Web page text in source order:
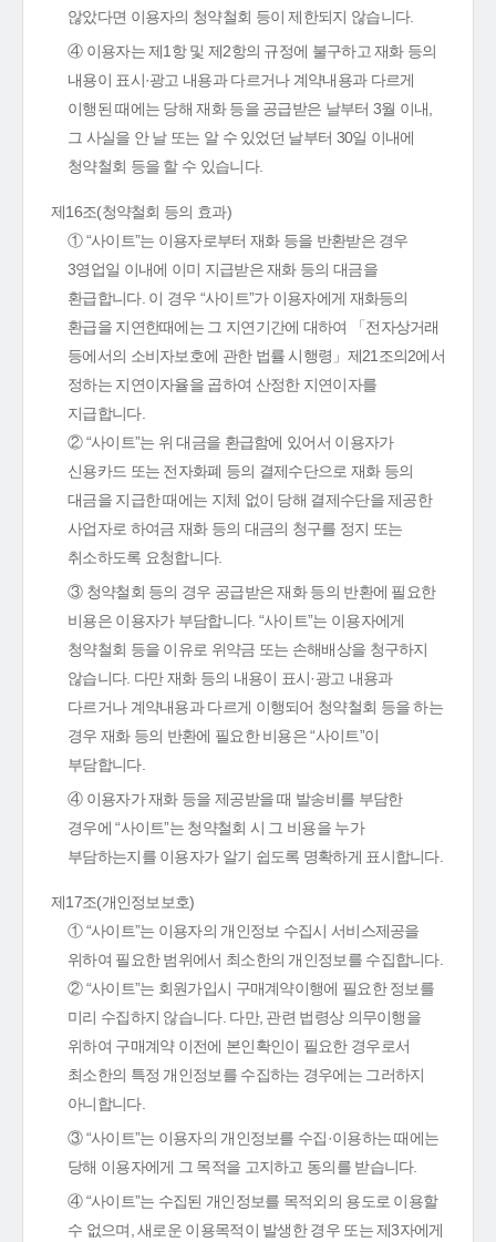
않았다면 이용자의 청약철회 등이 제한되지 않습니다.
④ 이용자는 제1항 및 제2항의 규정에 불구하고 재화 등의
내용이 표시·광고 내용과 다르거나 계약내용과 다르게
이행된 때에는 당해 재화 등을 공급받은 날부터 3월 이내,
그 사실을 안 날 또는 알 수 있었던 날부터 30일 이내에
청약철회 등을 할 수 있습니다.
제16조(청약철회 등의 효과)
① “사이트”는 이용자로부터 재화 등을 반환받은 경우
3영업일 이내에 이미 지급받은 재화 등의 대금을
환급합니다. 이 경우 “사이트”가 이용자에게 재화등의
환급을 지연한때에는 그 지연기간에 대하여 「전자상거래
등에서의 소비자보호에 관한 법률 시행령」제21조의2에서
정하는 지연이자율을 곱하여 산정한 지연이자를
지급합니다.
② “사이트”는 위 대금을 환급함에 있어서 이용자가
신용카드 또는 전자화폐 등의 결제수단으로 재화 등의
대금을 지급한 때에는 지체 없이 당해 결제수단을 제공한
사업자로 하여금 재화 등의 대금의 청구를 정지 또는
취소하도록 요청합니다.
③ 청약철회 등의 경우 공급받은 재화 등의 반환에 필요한
비용은 이용자가 부담합니다. “사이트”는 이용자에게
청약철회 등을 이유로 위약금 또는 손해배상을 청구하지
않습니다. 다만 재화 등의 내용이 표시·광고 내용과
다르거나 계약내용과 다르게 이행되어 청약철회 등을 하는
경우 재화 등의 반환에 필요한 비용은 “사이트”이
부담합니다.
④ 이용자가 재화 등을 제공받을 때 발송비를 부담한
경우에 “사이트”는 청약철회 시 그 비용을 누가
부담하는지를 이용자가 알기 쉽도록 명확하게 표시합니다.
제17조(개인정보보호)
① “사이트”는 이용자의 개인정보 수집시 서비스제공을
위하여 필요한 범위에서 최소한의 개인정보를 수집합니다.
② “사이트”는 회원가입시 구매계약이행에 필요한 정보를
미리 수집하지 않습니다. 다만, 관련 법령상 의무이행을
위하여 구매계약 이전에 본인확인이 필요한 경우로서
최소한의 특정 개인정보를 수집하는 경우에는 그러하지
아니합니다.
③ “사이트”는 이용자의 개인정보를 수집·이용하는 때에는
당해 이용자에게 그 목적을 고지하고 동의를 받습니다.
④ “사이트”는 수집된 개인정보를 목적외의 용도로 이용할
수 없으며, 새로운 이용목적이 발생한 경우 또는 제3자에게